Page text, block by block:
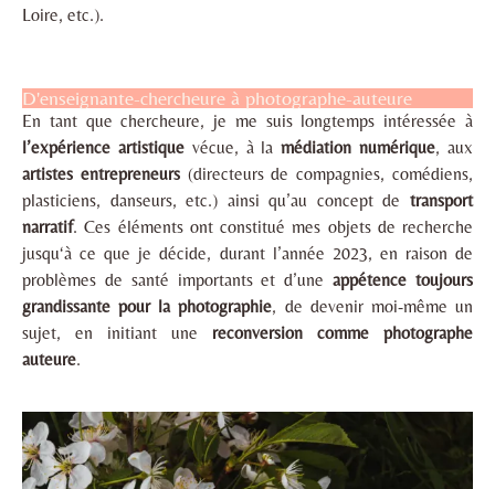
Loire, etc.).
D'enseignante-chercheure à photographe-auteure
En tant que chercheure, je me suis longtemps intéressée à
l’expérience artistiquevécue, à lamédiation numérique, aux
artistes entrepreneurs(directeurs de compagnies, comédiens,
plasticiens, danseurs, etc.) ainsi qu’au concept de transport
narratif. Ces éléments ont constitué mes objets de recherche
jusqu‘à ce que je décide, durant l’année 2023, en raison de
problèmes de santé importants et d’uneappétence toujours
grandissante pour la photographie, de devenir moi-même un
sujet, en initiant une reconversion comme photographe
auteure.